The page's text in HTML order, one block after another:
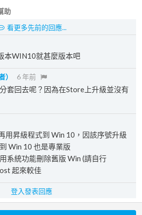
助
看更多先前的回應...
本WIN10就甚麼版本吧
） 6 年前
套回去呢？因為在Store上升級並沒有
用昇級程式到 Win 10，因該序號升級
Win 10 也是專業版
系統功能刪除舊版 Win (請自行
起來較佳
登入發表回應